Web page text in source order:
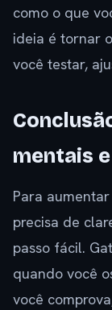
como o que
ideia é tornar
você testar,
mentais
Para
precisa de
passo fácil.
quando você
você